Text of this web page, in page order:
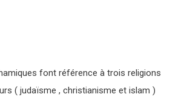
font référence à trois religions
( judaïsme , christianisme et islam )